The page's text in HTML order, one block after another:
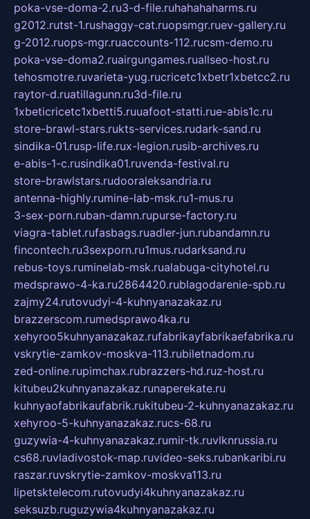
poka-vse-doma-2.ru3-d-file.ruhahahaharms.ru
g2012.rutst-1.rushaggy-cat.ruopsmgr.ruev-gallery.ru
g-2012.ruops-mgr.ruaccounts-112.rucsm-demo.ru
poka-vse-doma2.ruairgungames.ruallseo-host.ru
tehosmotre.ruvarieta-yug.rucricetc1xbetr1xbetcc2.ru
raytor-d.ruatillagunn.ru3d-file.ru
1xbeticricetc1xbetti5.ruuafoot-statti.rue-abis1c.ru
store-brawl-stars.rukts-services.rudark-sand.ru
sindika-01.rusp-life.rux-legion.rusib-archives.ru
e-abis-1-c.rusindika01.ruvenda-festival.ru
store-brawlstars.rudooraleksandria.ru
antenna-highly.rumine-lab-msk.ru1-mus.ru
3-sex-porn.ruban-damn.rupurse-factory.ru
viagra-tablet.rufasbags.ruadler-jun.rubandamn.ru
fincontech.ru3sexporn.ru1mus.rudarksand.ru
rebus-toys.ruminelab-msk.rualabuga-cityhotel.ru
medsprawo-4-ka.ru2864420.rublagodarenie-spb.ru
zajmy24.rutovudyi-4-kuhnyanazakaz.ru
brazzerscom.rumedsprawo4ka.ru
xehyroo5kuhnyanazakaz.rufabrikayfabrikaefabrika.ru
vskrytie-zamkov-moskva-113.rubiletnadom.ru
zed-online.rupimchax.rubrazzers-hd.ruz-host.ru
kitubeu2kuhnyanazakaz.runaperekate.ru
kuhnyaofabrikaufabrik.rukitubeu-2-kuhnyanazakaz.ru
xehyroo-5-kuhnyanazakaz.rucs-68.ru
guzywia-4-kuhnyanazakaz.rumir-tk.ruvlknrussia.ru
cs68.ruvladivostok-map.ruvideo-seks.rubankaribi.ru
raszar.ruvskrytie-zamkov-moskva113.ru
lipetsktelecom.rutovudyi4kuhnyanazakaz.ru
seksuzb.ruguzywia4kuhnyanazakaz.ru